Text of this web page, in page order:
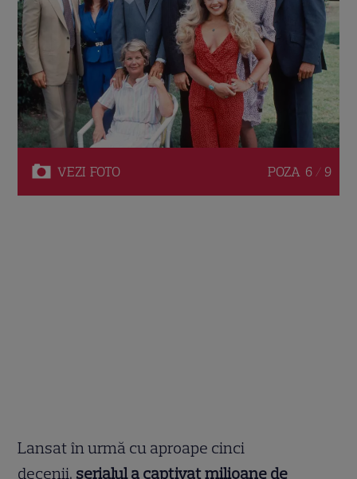
VEZI FOTO POZA 6 / 9
Lansat în urmă cu aproape cinci
decenii, serialul a captivat milioane de